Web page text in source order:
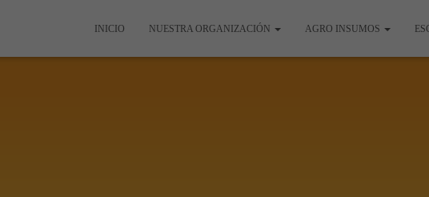
INICIO NUESTRA ORGANIZACIÓN AGRO INSUMOS